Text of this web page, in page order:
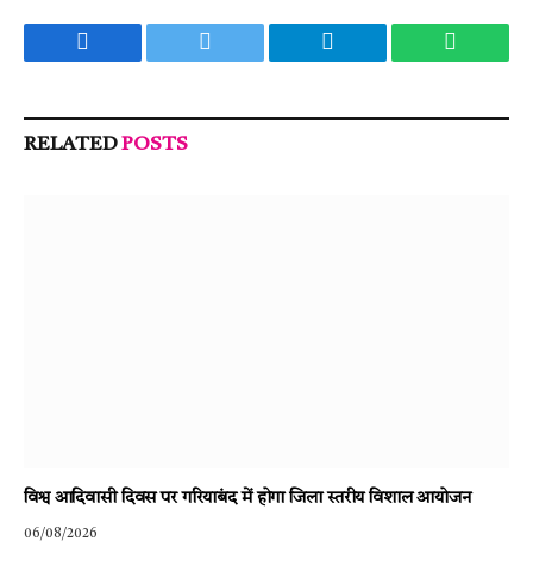
Facebook Twitter Telegram
RELATEDPOSTS
विश्व आदिवासी दिवस पर गरियाबंद में होगा जिला स्तरीय विशाल आयोजन
06/08/2026